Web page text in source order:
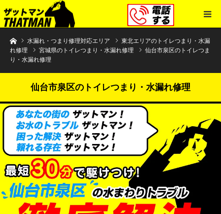
水まわりトラブル解決のザットマン
水漏れ・つまり修理対応エリア
東北エリアのトイレつまり・水漏
れ修理
宮城県のトイレつまり・水漏れ修理
仙台市泉区のトイレつま
り・水漏れ修理
仙台市泉区のトイレつまり・水漏れ修理